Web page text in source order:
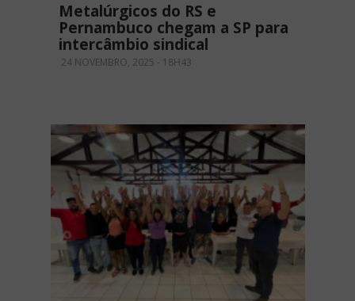
Metalúrgicos do RS e
Pernambuco chegam a SP para
intercâmbio sindical
24 NOVEMBRO, 2025 - 18H43